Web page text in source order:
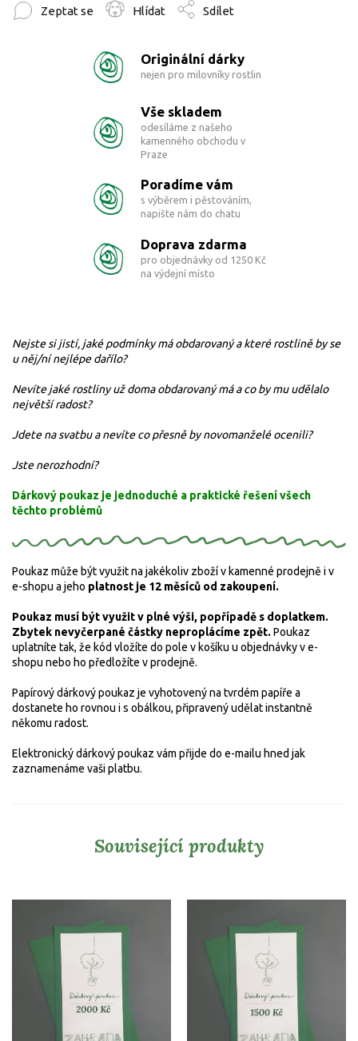
Zeptat se Hlídat Sdílet
Originální dárky
nejen pro milovníky rostlin
Vše skladem
odesíláme z našeho
kamenného obchodu v
Praze
Poradíme vám
s výběrem i pěstováním,
napište nám do chatu
Doprava zdarma
pro objednávky od 1250 Kč
na výdejní místo
Související produkty
Nejste si jistí, jaké podmínky má obdarovaný a které rostlině by se
u něj/ní nejlépe dařílo?
Nevíte jaké rostliny už doma obdarovaný má a co by mu udělalo
největší radost?
Jdete na svatbu a nevíte co přesně by novomanželé ocenili?
Jste nerozhodní?
Dárkový poukaz je jednoduché a praktické řešení všech
těchto problémů
Poukaz může být využit na jakékoliv zboží v kamenné prodejně i v
e-shopu a jeho platnost je 12 měsíců od zakoupení.
Poukaz musí být využit v plné výši, popřípadě s doplatkem.
Zbytek nevyčerpané částky neproplácíme zpět. Poukaz
uplatníte tak, že kód vložíte do pole v košíku u objednávky v e-
shopu nebo ho předložíte v prodejně.
Papírový dárkový poukaz je vyhotovený na tvrdém papíře a
dostanete ho rovnou i s obálkou, připravený udělat instantně
někomu radost.
Elektronický dárkový poukaz vám přijde do e-mailu hned jak
zaznamenáme vaši platbu.